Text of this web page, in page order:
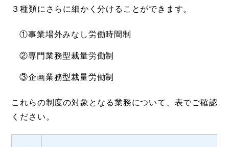
３種類にさらに細かく分けることができます。
①事業場外みなし労働時間制
②専門業務型裁量労働制
③企画業務型裁量労働制
これらの制度の対象となる業務について、表でご確認
ください。